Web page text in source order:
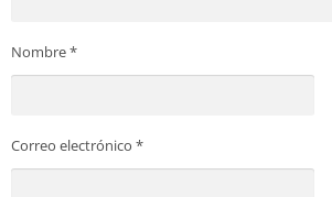
Nombre*
Correo electrónico *